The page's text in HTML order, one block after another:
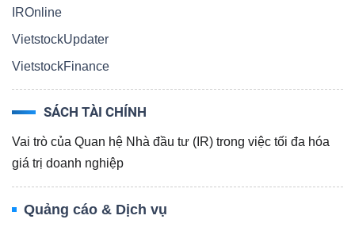
IROnline
VietstockUpdater
VietstockFinance
SÁCH TÀI CHÍNH
Vai trò của Quan hệ Nhà đầu tư (IR) trong việc tối đa hóa
giá trị doanh nghiệp
Quảng cáo & Dịch vụ
Thuật
ngữ
(-)
Dịch
vụ
(-)